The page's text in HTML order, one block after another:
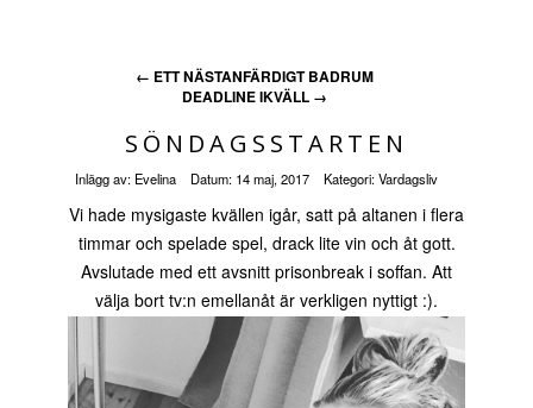
← ETT NÄSTANFÄRDIGT BADRUM
DEADLINE IKVÄLL →
SÖNDAGSSTARTEN
Inlägg av: Evelina Datum: 14 maj, 2017 Kategori:Vardagsliv
Vi hade mysigaste kvällen igår, satt på altanen i flera
timmar och spelade spel, drack lite vin och åt gott.
Avslutade med ett avsnitt prisonbreak i soffan. Att
välja bort tv:n emellanåt är verkligen nyttigt :).